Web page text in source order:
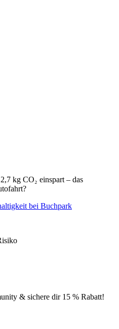
kg CO₂ einspart – das
bei Buchpark
& sichere dir 15 % Rabatt!